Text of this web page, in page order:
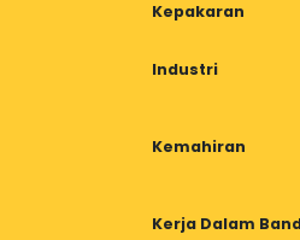
Kepakaran
Industri
Kemahiran
Kerja Dalam